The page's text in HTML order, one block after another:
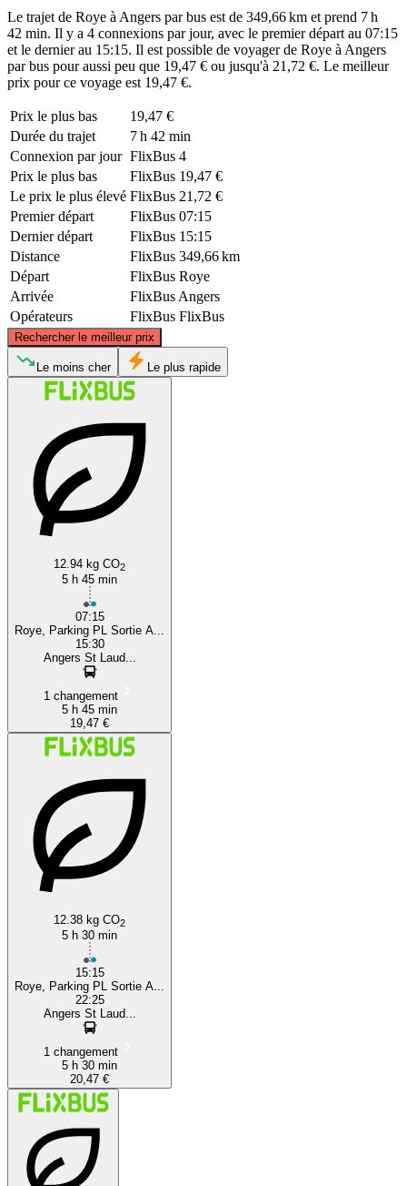
Le trajet de Roye à Angers par bus est de 349,66 km et prend 7 h
42 min. Il y a 4 connexions par jour, avec le premier départ au 07:15
et le dernier au 15:15. Il est possible de voyager de Roye à Angers
par bus pour aussi peu que 19,47 € ou jusqu'à 21,72 €. Le meilleur
prix pour ce voyage est 19,47 €.
Prix ​​le plus bas
19,47 €
Durée du trajet
7 h 42 min
Connexion par jour FlixBus 4
Prix ​​le plus bas
FlixBus 19,47 €
Le prix le plus élevé FlixBus 21,72 €
Premier départ
FlixBus 07:15
Dernier départ
FlixBus 15:15
Distance
FlixBus 349,66 km
Départ
FlixBus Roye
Arrivée
FlixBus Angers
Opérateurs
FlixBus FlixBus
Rechercher le meilleur prix
©CARTO
Le moins cher Le plus rapide
12.94 kg CO2
5 h 45 min
07:15
Roye, Parking PL Sortie A...
15:30
Angers St Laud...
1 changement
5 h 45 min
19,47 €
12.38 kg CO2
5 h 30 min
15:15
Roye, Parking PL Sortie A...
22:25
Angers St Laud...
1 changement
5 h 30 min
20,47 €